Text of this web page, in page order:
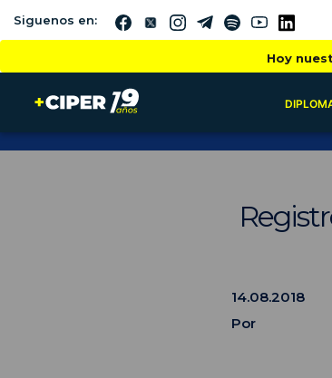
Siguenos en:
Hoy
14.08.2018
Por